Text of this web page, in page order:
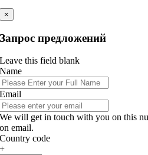
×
Запрос предложений
Leave this field blank
Name
Email
We will get in touch with you on this
on email.
Country code
+